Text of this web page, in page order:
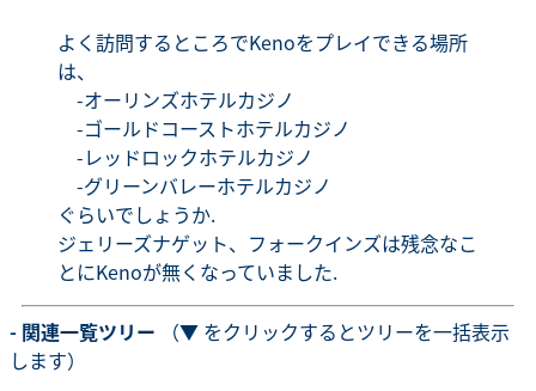
よく訪問するところでKenoをプレイできる場所
は、
-オーリンズホテルカジノ
-ゴールドコーストホテルカジノ
-レッドロックホテルカジノ
-グリーンバレーホテルカジノ
ぐらいでしょうか.
ジェリーズナゲット、フォークインズは残念なこ
とにKenoが無くなっていました.
- 関連一覧ツリー （▼ をクリックするとツリーを一括表示
します）